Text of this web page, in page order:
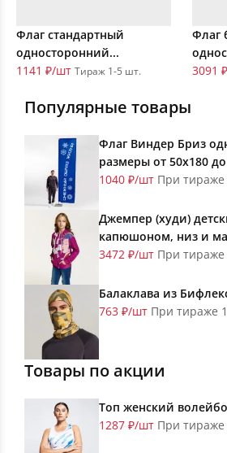
Флаг стандартный
односторонний...
1141 ₽/шт Тираж 1-5 шт.
Флаг
3091
Популярные товары
Флаг Виндер Бриз
размеры от 50х180
1040 ₽/шт При
Джемпер (худи)
капюшоном, низ и
3472 ₽/шт При
Балаклава из
763 ₽/шт При тираже
Товары по акции
Топ женский
1287 ₽/шт При